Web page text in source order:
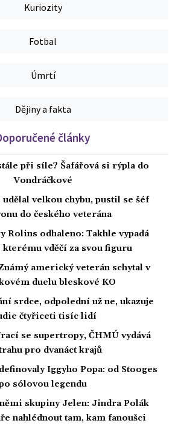
Kuriozity
Fotbal
Úmrtí
Dějiny a fakta
články
při síle? Šafářová si rýpla do
Vondráčkové
udělal velkou chybu, pustil se šéf
do českého veterána
Rolins odhaleno: Takhle vypadá
vděčí za svou figuru
americký veterán schytal v
duelu bleskové KO
srdce, odpolední už ne, ukazuje
čtyřiceti tisíc lidí
se supertropy, ČHMÚ vydává
pro dvanáct krajů
Iggyho Popa: od Stooges
sólovou legendu
skupiny Jelen: Jindra Polák
nahlédnout tam, kam fanoušci